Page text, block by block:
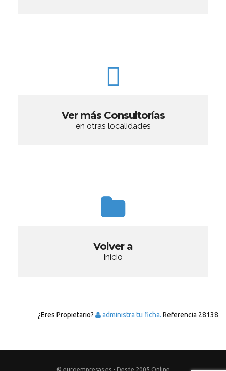
Ver más Consultorías
en otras localidades
Volver a
Inicio
¿Eres Propietario? administra tu ficha. Referencia 28138